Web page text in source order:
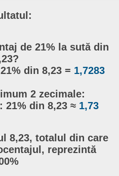
de 21% la sută din
din 8,23 = 1,7283
2 zecimale:
21% din 8,23 ≈ 1,73
8,23, totalul din care
reprezintă